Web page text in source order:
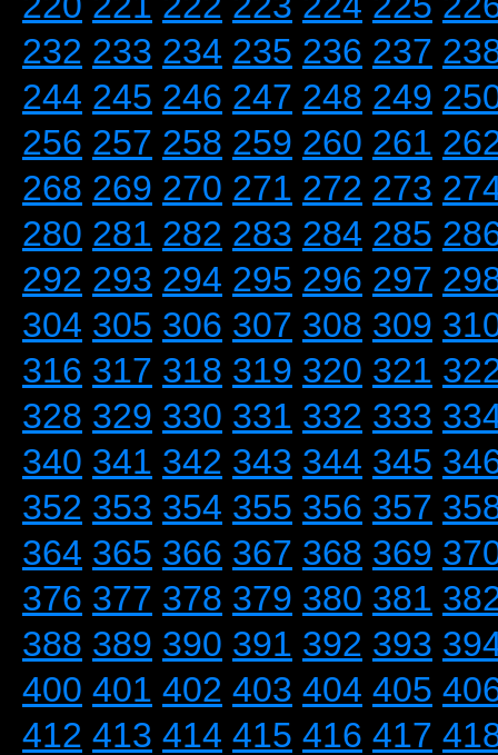
232 233 234 235 236 237
244 245 246 247 248 249
256 257 258 259 260 261
268 269 270 271 272 273
280 281 282 283 284 285
292 293 294 295 296 297
304 305 306 307 308 309
316 317 318 319 320 321
328 329 330 331 332 333
340 341 342 343 344 345
352 353 354 355 356 357
364 365 366 367 368 369
376 377 378 379 380 381
388 389 390 391 392 393
400 401 402 403 404 405
412 413 414 415 416 417